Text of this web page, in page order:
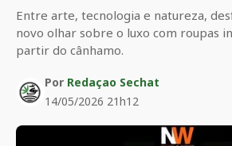
Entre arte, tecnologia e natureza,
novo olhar sobre o luxo com roupas
partir do cânhamo.
Por Redaçao Sechat
14/05/2026 21h12